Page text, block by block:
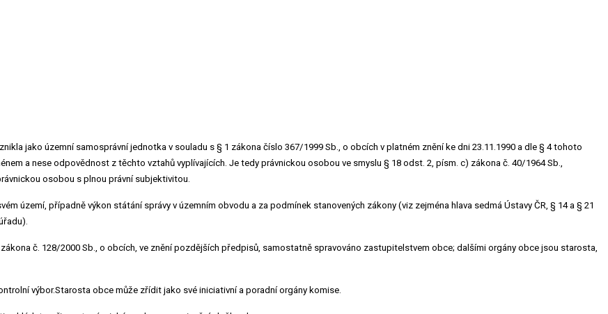
jako územní samosprávní jednotka v souladu s § 1 zákona číslo 367/1999 Sb., o obcích v platném znění ke dni 23.11.1990 a dle § 4 tohoto
a nese odpovědnost z těchto vztahů vyplívajících. Je tedy právnickou osobou ve smyslu § 18 odst. 2, písm. c) zákona č. 40/1964 Sb.,
osobou s plnou právní subjektivitou.
území, případně výkon státání správy v územním obvodu a za podmínek stanovených zákony (viz zejména hlava sedmá Ústavy ČR, § 14 a § 21
č. 128/2000 Sb., o obcích, ve znění pozdějších předpisů, samostatně spravováno zastupitelstvem obce; dalšími orgány obce jsou starosta,
výbor.Starosta obce může zřídit jako své iniciativní a poradní orgány komise.